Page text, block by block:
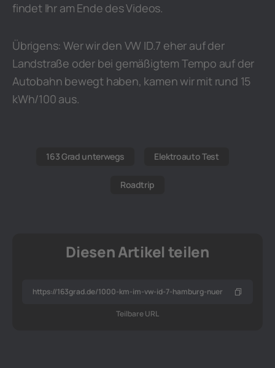
findet Ihr am Ende des Videos.
Übrigens: Wer wir den VW ID.7 eher auf der
Landstraße oder bei gemäßigtem Tempo auf der
Autobahn bewegt haben, kamen wir mit rund 15
kWh/100 aus.
163 Grad unterwegs Elektroauto Test
Roadtrip
Diesen Artikel teilen
Teilbare URL